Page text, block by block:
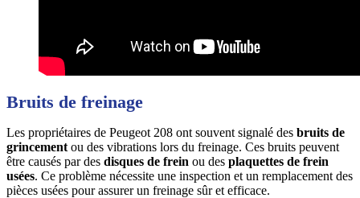
Bruits de freinage
Les propriétaires de Peugeot 208 ont souvent signalé des bruits de
grincement ou des vibrations lors du freinage. Ces bruits peuvent
être causés par des disques de frein ou des plaquettes de frein
usées. Ce problème nécessite une inspection et un remplacement des
pièces usées pour assurer un freinage sûr et efficace.